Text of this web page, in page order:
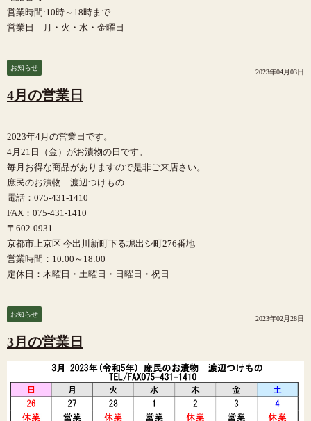
営業時間:10時～18時まで
営業日 月・火・水・金曜日
お知らせ
2023年04月03日
4月の営業日
2023年4月の営業日です。
4月21日（金）がお漬物の日です。
毎月お得な商品がありますので是非ご来店さい。
庶民のお漬物 渡辺つけもの
電話：075-431-1410
FAX：075-431-1410
〒602-0931
京都市上京区 今出川新町下る堀出シ町276番地
営業時間：10:00～18:00
定休日：木曜日・土曜日・日曜日・祝日
お知らせ
2023年02月28日
3月の営業日